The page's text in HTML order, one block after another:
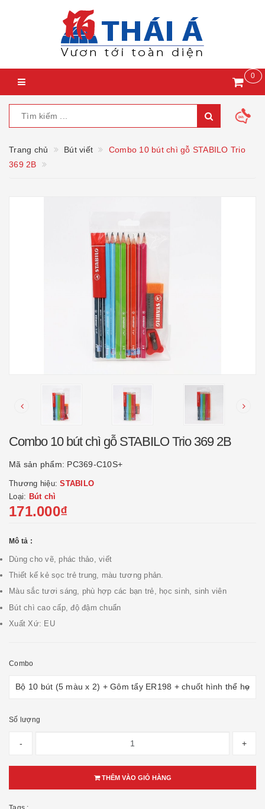
0
Trang chủ Bút viết
Combo 10 bút chì gỗ STABILO Trio
369 2B
Combo 10 bút chì gỗ STABILO Trio 369 2B
Mã sản phẩm: PC369-C10S+
Thương hiệu:STABILO
Loại: Bút chì
171.000₫
Mô tả :
Dùng cho vẽ, phác thảo, viết
Thiết kế kẻ sọc trẻ trung, màu tương phản.
Màu sắc tươi sáng, phù hợp các bạn trẻ, học sinh, sinh viên
Bút chì cao cấp, độ đậm chuẩn
Xuất Xứ: EU
Combo
Số lượng
- +
THÊM VÀO GIỎ HÀNG